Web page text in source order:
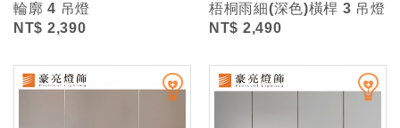
輪廓 4 吊燈
NT$ 2,390
梧桐雨細(深色)橫桿 3 吊燈
NT$ 2,490